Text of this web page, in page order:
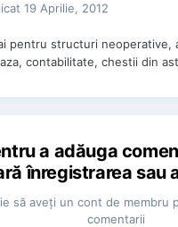
19 Aprilie, 2012
pentru structuri neoperative,
contabilitate, chestii din
a adăuga
înregistrarea sau
să aveţi un cont de membru
comentarii